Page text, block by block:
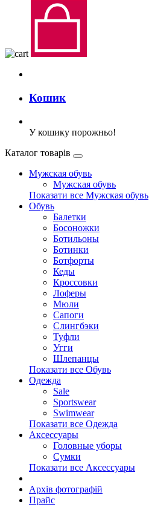
Кошик
У кошику порожньо!
Каталог товарів
Мужская обувь
Мужская обувь
Показати все Мужская обувь
Обувь
Балетки
Босоножки
Ботильоны
Ботинки
Ботфорты
Кеды
Кроссовки
Лоферы
Мюли
Сапоги
Слингбэки
Туфли
Угги
Шлепанцы
Показати все Обувь
Одежда
Sale
Sportswear
Swimwear
Показати все Одежда
Аксессуары
Головные уборы
Сумки
Показати все Аксессуары
Архів фотографій
Прайс